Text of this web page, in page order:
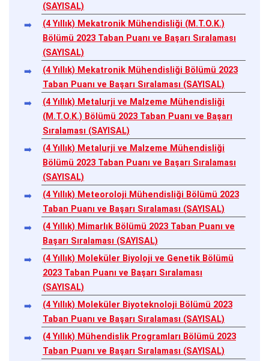
(SAYISAL)
(4 Yıllık) Mekatronik Mühendisliği (M.T.O.K.)
Bölümü 2023 Taban Puanı ve Başarı Sıralaması
(SAYISAL)
(4 Yıllık) Mekatronik Mühendisliği Bölümü 2023
Taban Puanı ve Başarı Sıralaması (SAYISAL)
(4 Yıllık) Metalurji ve Malzeme Mühendisliği
(M.T.O.K.) Bölümü 2023 Taban Puanı ve Başarı
Sıralaması (SAYISAL)
(4 Yıllık) Metalurji ve Malzeme Mühendisliği
Bölümü 2023 Taban Puanı ve Başarı Sıralaması
(SAYISAL)
(4 Yıllık) Meteoroloji Mühendisliği Bölümü 2023
Taban Puanı ve Başarı Sıralaması (SAYISAL)
(4 Yıllık) Mimarlık Bölümü 2023 Taban Puanı ve
Başarı Sıralaması (SAYISAL)
(4 Yıllık) Moleküler Biyoloji ve Genetik Bölümü
2023 Taban Puanı ve Başarı Sıralaması
(SAYISAL)
(4 Yıllık) Moleküler Biyoteknoloji Bölümü 2023
Taban Puanı ve Başarı Sıralaması (SAYISAL)
(4 Yıllık) Mühendislik Programları Bölümü 2023
Taban Puanı ve Başarı Sıralaması (SAYISAL)